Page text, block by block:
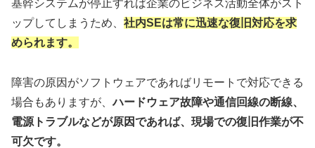
基幹システムが停止すれば企業のビジネス活動全体がスト
ップしてしまうため、 社内SEは常に迅速な復旧対応を求
められます。
障害の原因がソフトウェアであればリモートで対応できる
場合もありますが、ハードウェア故障や通信回線の断線、
電源トラブルなどが原因であれば、現場での復旧作業が不
可欠です。